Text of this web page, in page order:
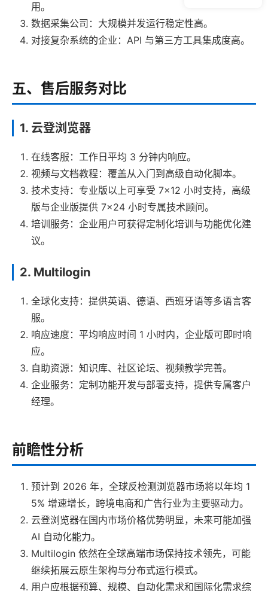
用。
数据采集公司：大规模并发运行稳定性高。
对接复杂系统的企业：API 与第三方工具集成度高。
五、售后服务对比
1. 云登浏览器
在线客服：工作日平均 3 分钟内响应。
视频与文档教程：覆盖从入门到高级自动化脚本。
技术支持：专业版以上可享受 7×12 小时支持，高级
版与企业版提供 7×24 小时专属技术顾问。
培训服务：企业用户可获得定制化培训与功能优化建
议。
2. Multilogin
全球化支持：提供英语、德语、西班牙语等多语言客
服。
响应速度：平均响应时间 1 小时内，企业版可即时响
应。
自助资源：知识库、社区论坛、视频教学完善。
企业服务：定制功能开发与部署支持，提供专属客户
经理。
前瞻性分析
预计到 2026 年，全球反检测浏览器市场将以年均 1
5% 增速增长，跨境电商和广告行业为主要驱动力。
云登浏览器在国内市场价格优势明显，未来可能加强
AI 自动化能力。
Multilogin 依然在全球高端市场保持技术领先，可能
继续拓展云原生架构与分布式运行模式。
用户应根据预算、规模、自动化需求和国际化需求综